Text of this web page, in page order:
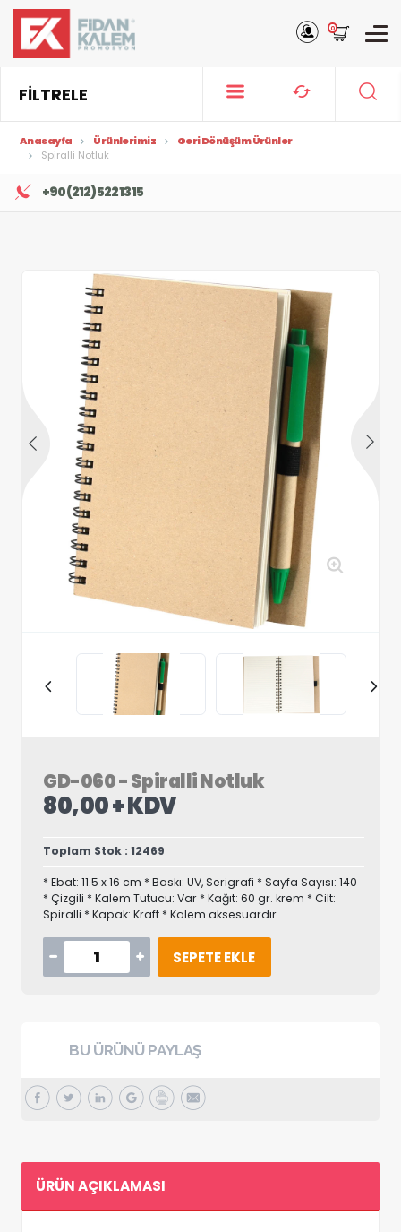
0
FİLTRELE
Anasayfa Ürünlerimiz
Geri Dönüşüm Ürünler
Spiralli Notluk
+90 (212) 522 13 15
GD-060 - Spiralli Notluk
80,00 + KDV
Toplam Stok : 12469
* Ebat: 11.5 x 16 cm * Baskı: UV, Serigrafi * Sayfa Sayısı: 140
* Çizgili * Kalem Tutucu: Var * Kağıt: 60 gr. krem * Cilt:
Spiralli * Kapak: Kraft * Kalem aksesuardır.
SEPETE EKLE
BU ÜRÜNÜ PAYLAŞ
ÜRÜN AÇIKLAMASI